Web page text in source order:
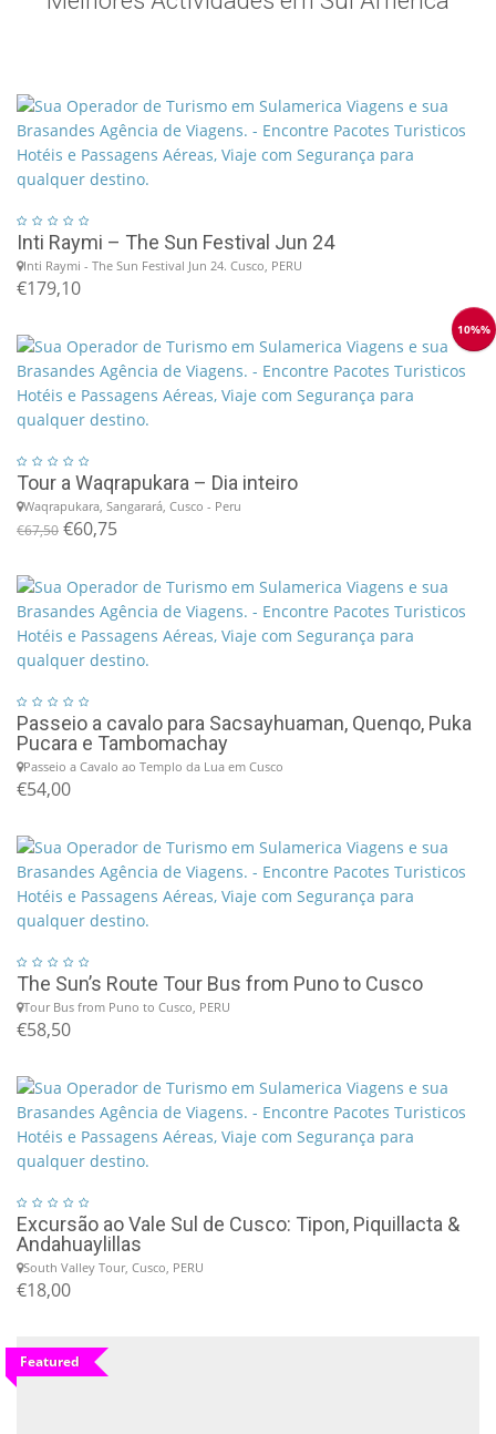
Inti Raymi – The Sun Festival Jun 24
Inti Raymi - The Sun Festival Jun 24. Cusco, PERU
€179,10
10%%
Tour a Waqrapukara – Dia inteiro
Waqrapukara, Sangarará, Cusco - Peru
€67,50 €60,75
Passeio a cavalo para Sacsayhuaman, Quenqo, Puka
Pucara e Tambomachay
Passeio a Cavalo ao Templo da Lua em Cusco
€54,00
The Sun’s Route Tour Bus from Puno to Cusco
Tour Bus from Puno to Cusco, PERU
€58,50
Excursão ao Vale Sul de Cusco: Tipon, Piquillacta &
Andahuaylillas
South Valley Tour, Cusco, PERU
€18,00
Featured